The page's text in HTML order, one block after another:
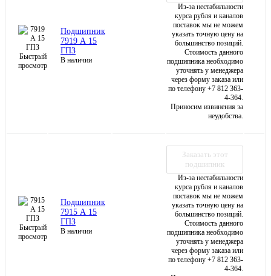
Быстрый
просмотр
Подшипник
7919 А 15
ГПЗ
В наличии
Из-за нестабильности
курса рубля и каналов
поставок мы не можем
указать точную цену на
большинство позиций.
Стоимость данного
подшипника необходимо
уточнять у менеджера
через форму заказа или
по телефону +7 812 363-
4-364.
Приносим извинения за
неудобства.
Быстрый
просмотр
Подшипник
7915 А 15
ГПЗ
В наличии
Заказать этот
подшипник
Из-за нестабильности
курса рубля и каналов
поставок мы не можем
указать точную цену на
большинство позиций.
Стоимость данного
подшипника необходимо
уточнять у менеджера
через форму заказа или
по телефону +7 812 363-
4-364.